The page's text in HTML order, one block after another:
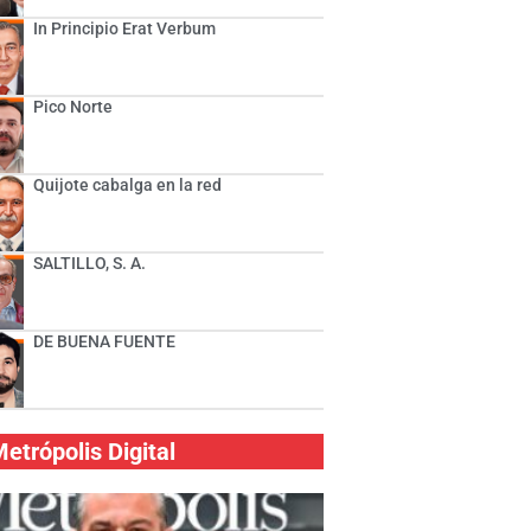
In Principio Erat Verbum
Pico Norte
Quijote cabalga en la red
SALTILLO, S. A.
DE BUENA FUENTE
Digital